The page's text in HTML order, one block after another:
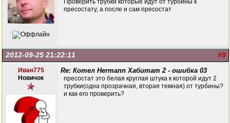
Проверить трубки которые идут от турбины к
пресостату, а после и сам пресостат
#9
2012-09-25 21:22:11
Иван775
Новичок
Re: Котел Hermann Хабитат 2 - ошибка 03
пресостат это белая круглая штука к которой идут 2
трубки(одна прозрачная, вторая темная) от турбины?
и как его проверить?